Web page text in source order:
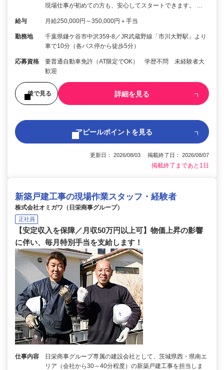
現場仕事が初めての方も、安心してスタートできます。 …
給与 月給250,000円～350,000円＋手当
勤務地
千葉県鎌ケ谷市中沢359-8／JR武蔵野線「市川大野駅」より
車で10分（各バス停から徒歩5分）
応募資格
要普通自動車免許（AT限定でOK） 学歴不問 未経験者大
歓迎
後で見る 詳細を見る
アピールポイントを見る
更新日： 2026/08/03 掲載終了日： 2026/08/07
掲載終了まであと1日
新築戸建工事の現場作業スタッフ・経験者
株式会社オミガワ（日栄商事グループ）
正社員
【安定収入を保障／月収50万円以上可】物価上昇の影響
に伴い、毎月特別手当を支給します！
仕事内容
日栄商事グループ専属の建設会社として、茨城県西・県南エ
リア（会社から30～40分程度）の新築戸建工事を担当しま